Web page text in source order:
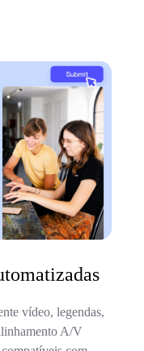
vídeo, legendas,
A/V